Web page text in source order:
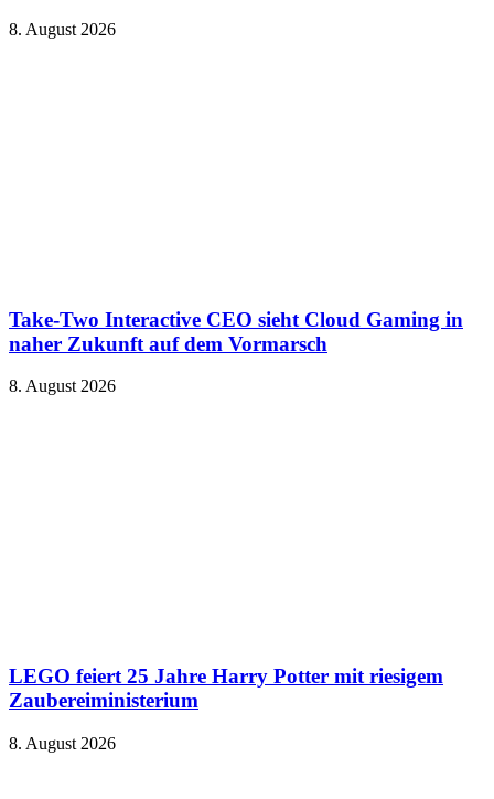
8. August 2026
Take-Two Interactive CEO sieht Cloud Gaming in
naher Zukunft auf dem Vormarsch
8. August 2026
LEGO feiert 25 Jahre Harry Potter mit riesigem
Zaubereiministerium
8. August 2026